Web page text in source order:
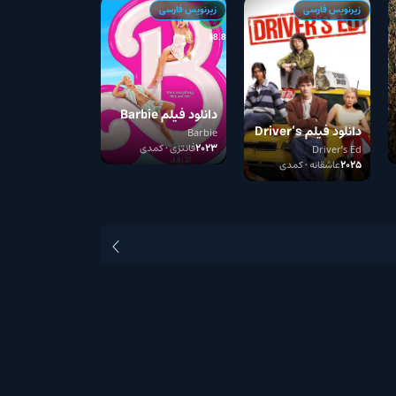
دانلود فیلم Driver’s
• کمدی
8.8
زیرنویس فارسی
دانلود فیلم Barbie
Barbie
2023فانتزی • کمدی